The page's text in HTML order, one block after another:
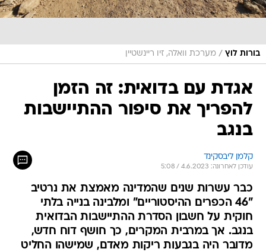
בורות לוץ / מערכת וואלה, זיו ריינשטיין
אגדת עם בדואית: זה הזמן
להפריך את סיפור ההתיישבות
בנגב
קלמן ליבסקינד
עודכן לאחרונה: 4.6.2023 / 5:08
כבר עשרות שנים שהמדינה מאמצת את נרטיב
"46 הכפרים ההיסטוריים" ומלבינה בנייה בלתי
חוקית על חשבון הסדרת ההתיישבות הבדואית
בנגב. אך במרבית המקרים, כך חושף דוח חדש,
מדובר היה בגבעות ריקות מאדם, שמישהו החליט